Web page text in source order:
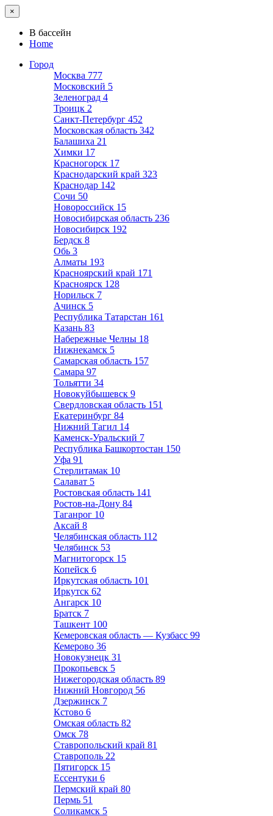
×
В бассейн
Home
Город
Москва 777
Московский 5
Зеленоград 4
Троицк 2
Санкт-Петербург 452
Московская область 342
Балашиха 21
Химки 17
Красногорск 17
Краснодарский край 323
Краснодар 142
Сочи 50
Новороссийск 15
Новосибирская область 236
Новосибирск 192
Бердск 8
Обь 3
Алматы 193
Красноярский край 171
Красноярск 128
Норильск 7
Ачинск 5
Республика Татарстан 161
Казань 83
Набережные Челны 18
Нижнекамск 5
Самарская область 157
Самара 97
Тольятти 34
Новокуйбышевск 9
Свердловская область 151
Екатеринбург 84
Нижний Тагил 14
Каменск-Уральский 7
Республика Башкортостан 150
Уфа 91
Стерлитамак 10
Салават 5
Ростовская область 141
Ростов-на-Дону 84
Таганрог 10
Аксай 8
Челябинская область 112
Челябинск 53
Магнитогорск 15
Копейск 6
Иркутская область 101
Иркутск 62
Ангарск 10
Братск 7
Ташкент 100
Кемеровская область — Кузбасс 99
Кемерово 36
Новокузнецк 31
Прокопьевск 5
Нижегородская область 89
Нижний Новгород 56
Дзержинск 7
Кстово 6
Омская область 82
Омск 78
Ставропольский край 81
Ставрополь 22
Пятигорск 15
Ессентуки 6
Пермский край 80
Пермь 51
Соликамск 5